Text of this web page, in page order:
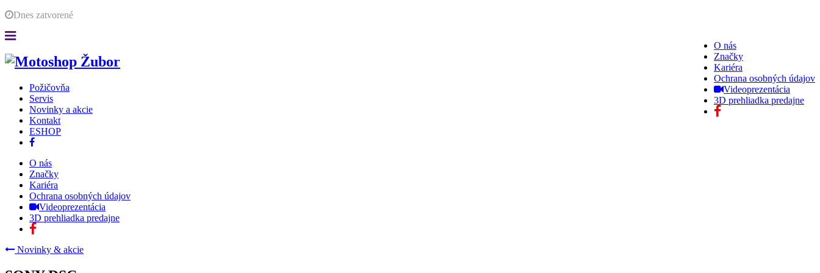
Dnes zatvorené
O nás
Značky
Kariéra
Ochrana osobných údajov
Videoprezentácia
3D prehliadka predajne
Požičovňa
Servis
Novinky a akcie
Kontakt
ESHOP
O nás
Značky
Kariéra
Ochrana osobných údajov
Videoprezentácia
3D prehliadka predajne
Novinky & akcie